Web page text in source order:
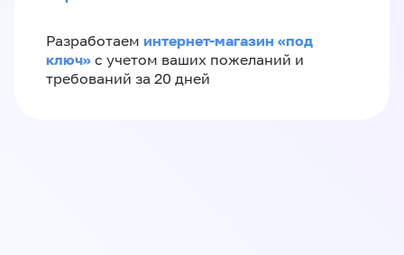
Разработаем интернет-магазин «‎под
ключ»‎ с учетом ваших пожеланий и
требований за 20 дней